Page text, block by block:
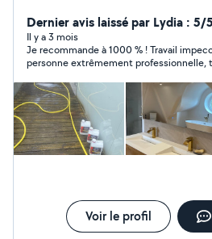
avec soin. Travail propre,
Disponible [jours/heures] devis gratuit sur demande.
Références et photos de
Contactez moi pour un rendez
Dernier avis laissé par Lydia : 5/5
Il y a 3 mois
Je recommande à 1000 % ! Travail
personne extrêmement professionnelle,
lui sans hésiter pour mes prochains
les yeux fermés !
Voir le profil